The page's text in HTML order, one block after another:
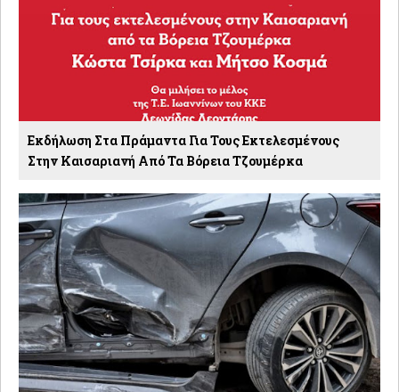
Εκδήλωση Στα Πράμαντα Για Τους Εκτελεσμένους
Στην Καισαριανή Από Τα Βόρεια Τζουμέρκα